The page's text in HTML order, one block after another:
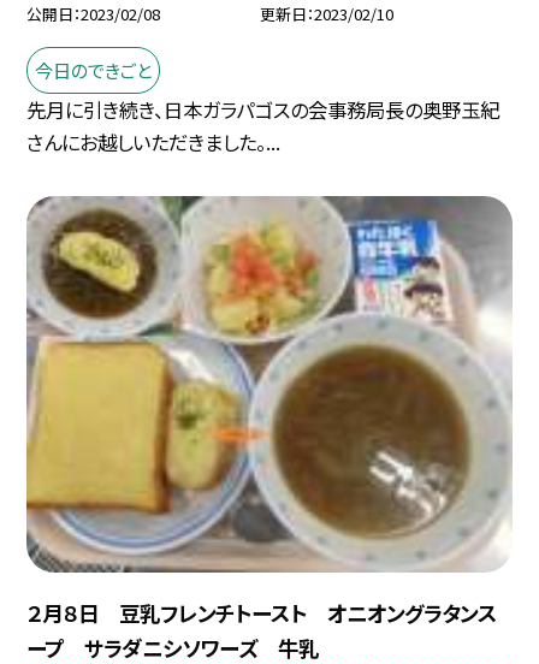
公開日 2023/02/08 更新日 2023/02/10
今日のできごと
先月に引き続き、日本ガラパゴスの会事務局長の奥野玉紀
さんにお越しいただきました。...
２月８日 豆乳フレンチトースト オニオングラタンス
ープ サラダニシソワーズ 牛乳